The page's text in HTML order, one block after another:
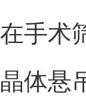
在手术
晶体悬